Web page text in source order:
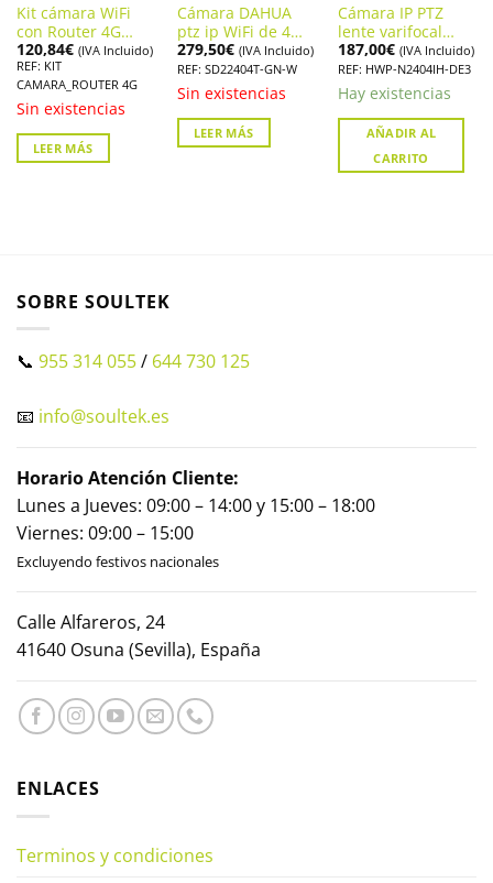
Kit cámara WiFi
con Router 4G
para viviendas sin
internet
120,84€ (IVA Incluido)
REF: KIT
CAMARA_ROUTER 4G
Sin existencias
LEER MÁS
Cámara DAHUA
ptz ip WiFi de 4
megapíxeles
SD22404T-GN-W
279,50€ (IVA Incluido)
REF: SD22404T-GN-W
Sin existencias
LEER MÁS
Cámara IP PTZ
lente varifocal
motorizada
HIKVISION. HWP-
N2404IH-DE3
187,00€ (IVA Incluido)
REF: HWP-N2404IH-DE3
Hay existencias
AÑADIR AL
CARRITO
SOBRE SOULTEK
📞 955 314 055/ 644 730 125
📧 info@soultek.es
Horario Atención Cliente:
Lunes a Jueves: 09:00 – 14:00 y 15:00 – 18:00
Viernes: 09:00 – 15:00
Excluyendo festivos nacionales
Calle Alfareros, 24
41640 Osuna (Sevilla), España
ENLACES
Terminos y condiciones